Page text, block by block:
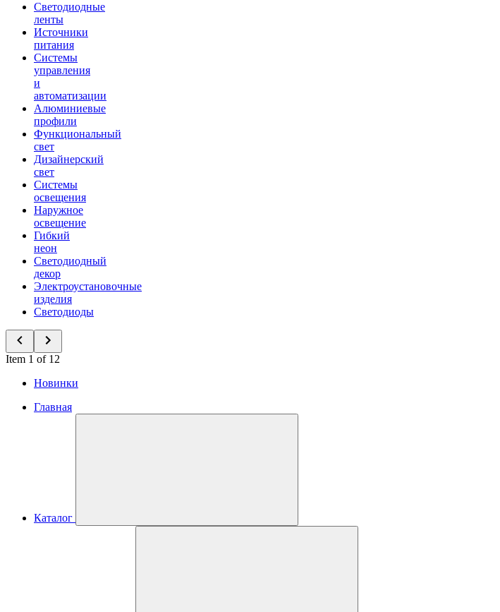
Светодиодные
ленты
Источники
питания
Системы
управления
и
автоматизации
Алюминиевые
профили
Функциональный
свет
Дизайнерский
свет
Системы
освещения
Наружное
освещение
Гибкий
неон
Светодиодный
декор
Электроустановочные
изделия
Светодиоды
Item 1 of 12
Новинки
Главная
Каталог